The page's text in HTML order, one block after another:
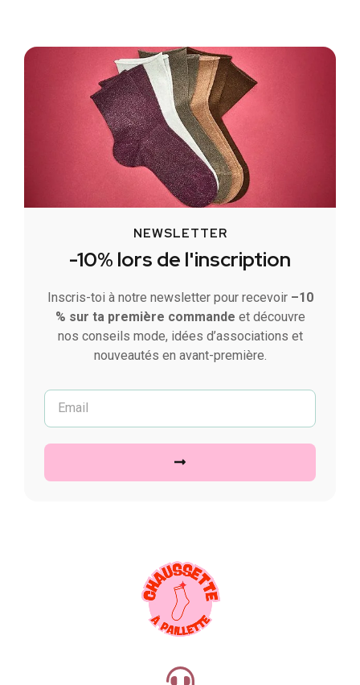
NEWSLETTER
-10% lors de l'inscription
Inscris-toi à notre newsletter pour recevoir –10
% sur ta première commande et découvre
nos conseils mode, idées d’associations et
nouveautés en avant-première.